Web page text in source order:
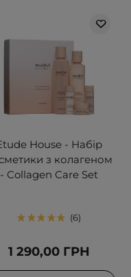
House - Набір
з колагеном
- Collagen Care Set
6
1 290,00 ГРН